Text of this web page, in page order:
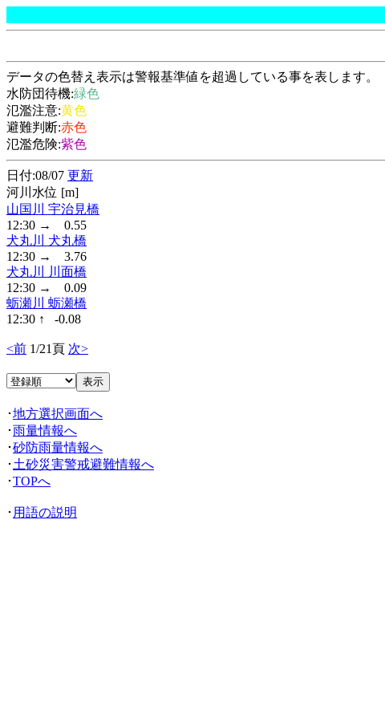
データの色替え表示は警報基準値を超過している事を表します。
水防団待機:緑色
氾濫注意:黄色
避難判断:赤色
氾濫危険:紫色
日付:08/07 更新
河川水位 [m]
山国川 宇治見橋
12:30 → 0.55
犬丸川 犬丸橋
12:30 → 3.76
犬丸川 川面橋
12:30 → 0.09
蛎瀬川 蛎瀬橋
12:30 ↑ -0.08
<前 1/21頁 次>
･地方選択画面へ
･雨量情報へ
･砂防雨量情報へ
･ 土砂災害警戒避難情報へ
･TOPへ
･ 用語の説明